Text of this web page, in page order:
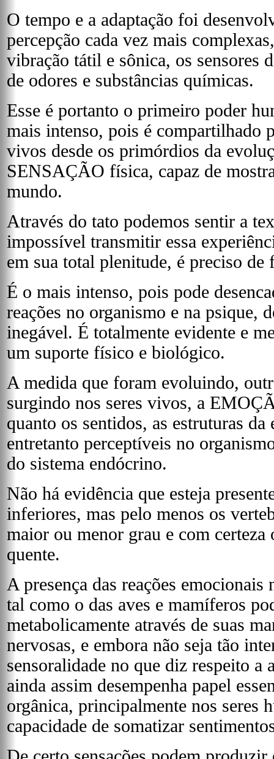
O tempo e a adaptação foi
percepção cada vez mais
vibração tátil e sônica, os sensores
de odores e substâncias químicas.
Esse é portanto o primeiro poder
mais intenso, pois é compartilhado
vivos desde os primórdios da
SENSAÇÃO física, capaz de
mundo.
Através do tato podemos sentir a
impossível transmitir essa
em sua total plenitude, é preciso de
É o mais intenso, pois pode
reações no organismo e na psique,
inegável. É totalmente evidente e
um suporte físico e biológico.
A medida que foram evoluindo,
surgindo nos seres vivos, a
quanto os sentidos, as estruturas da
entretanto perceptíveis no
do sistema endócrino.
Não há evidência que esteja
inferiores, mas pelo menos os
maior ou menor grau e com certeza
quente.
A presença das reações
tal como o das aves e mamíferos
metabolicamente através de suas
nervosas, e embora não seja tão
sensoralidade no que diz respeito a
ainda assim desempenha papel
orgânica, principalmente nos seres
capacidade de somatizar